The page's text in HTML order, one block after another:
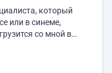
который
или в синеме,
со мной в
качка, вода не